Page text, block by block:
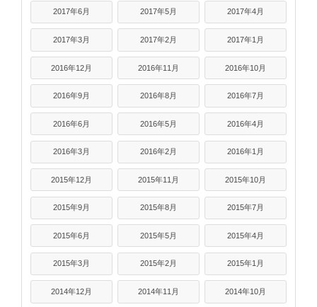
2017年6月 2017年5月 2017年4月
2017年3月 2017年2月 2017年1月
2016年12月 2016年11月 2016年10月
2016年9月 2016年8月 2016年7月
2016年6月 2016年5月 2016年4月
2016年3月 2016年2月 2016年1月
2015年12月 2015年11月 2015年10月
2015年9月 2015年8月 2015年7月
2015年6月 2015年5月 2015年4月
2015年3月 2015年2月 2015年1月
2014年12月 2014年11月 2014年10月